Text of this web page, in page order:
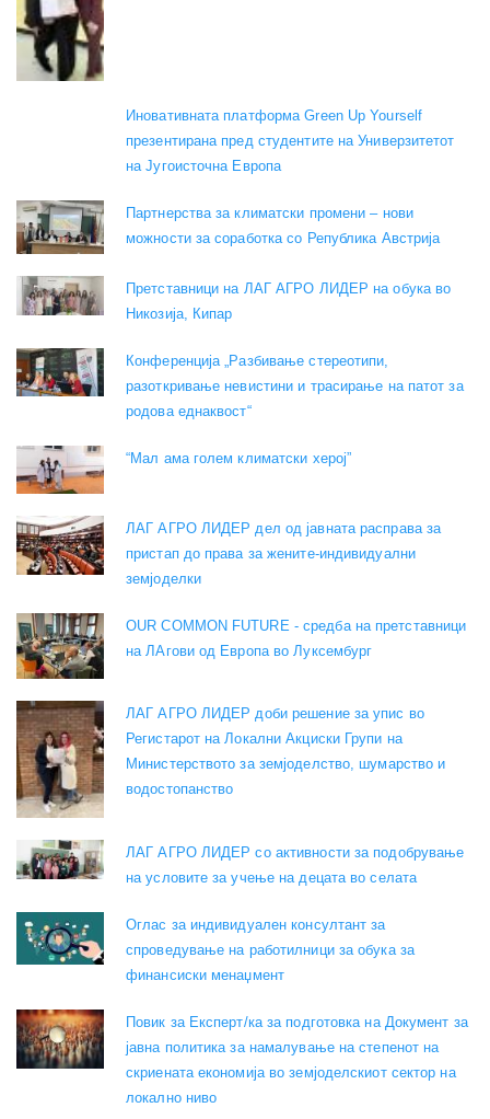
Иновативната платформа Green Up Yourself
презентирана пред студентите на Универзитетот
на Југоисточна Европа
Партнерства за климатски промени – нови
можности за соработка со Република Австрија
Претставници на ЛАГ АГРО ЛИДЕР на обука во
Никозија, Кипар
Конференција „Разбивање стереотипи,
разоткривање невистини и трасирање на патот за
родова еднаквост“
“Мал ама голем климатски херој”
ЛАГ АГРО ЛИДЕР дел од јавната расправа за
пристап до права за жените-индивидуални
земјоделки
OUR COMMON FUTURE - средба на претставници
на ЛАгови од Европа во Луксембург
ЛАГ АГРО ЛИДЕР доби решение за упис во
Регистарот на Локални Акциски Групи на
Министерството за земјоделство, шумарство и
водостопанство
ЛАГ АГРО ЛИДЕР со активности за подобрување
на условите за учење на децата во селата
Оглас за индивидуален консултант за
спроведување на работилници за обука за
финансиски менаџмент
Повик за Експерт/ка за подготовка на Документ за
јавна политика за намалување на степенот на
скриената економија во земјоделскиот сектор на
локално ниво